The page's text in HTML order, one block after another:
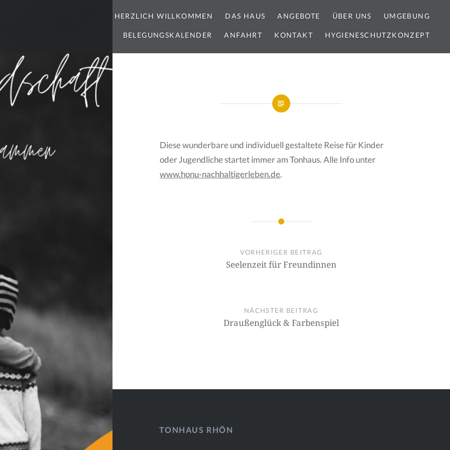
HERZLICH WILLKOMMEN DAS HAUS ANGEBOTE ÜBER UNS UMGEBUNG
BELEGUNGSKALENDER ANFAHRT KONTAKT HYGIENESCHUTZKONZEPT
Diese wunderbare und individuell gestaltete Reise für Kinder
oder Jugendliche startet immer am Tonhaus. Alle Info unter
www.honu-nachhaltigerleben.de.
VORHERIGER BEITRAG
Seelenzeit für Freundinnen
NÄCHSTER BEITRAG
Draußenglück & Farbenspiel
TONHAUS RHÖN